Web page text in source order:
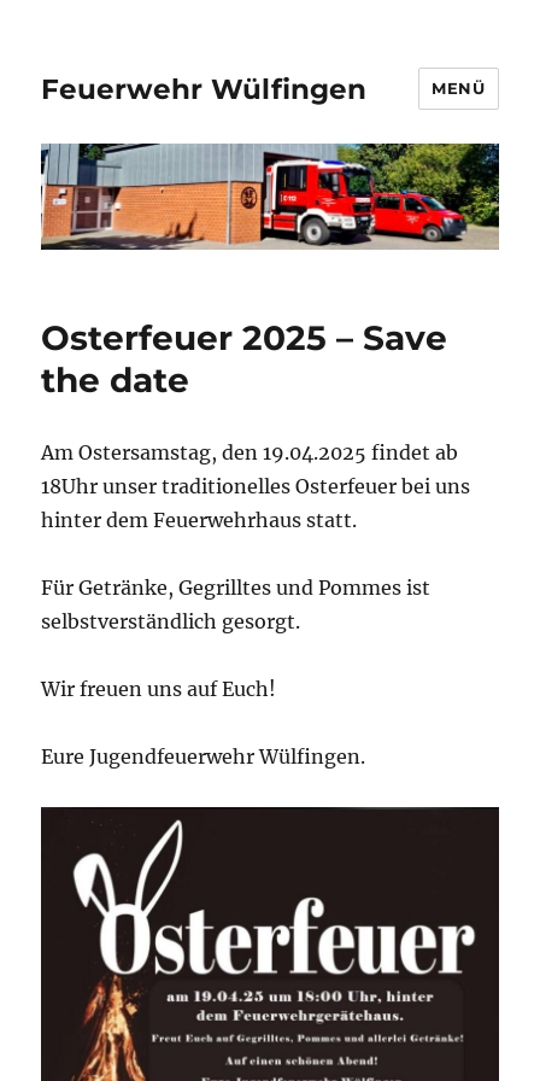
Feuerwehr Wülfingen MENÜ
Osterfeuer 2025 – Save
the date
Am Ostersamstag, den 19.04.2025 findet ab
18Uhr unser traditionelles Osterfeuer bei uns
hinter dem Feuerwehrhaus statt.
Für Getränke, Gegrilltes und Pommes ist
selbstverständlich gesorgt.
Wir freuen uns auf Euch!
Eure Jugendfeuerwehr Wülfingen.